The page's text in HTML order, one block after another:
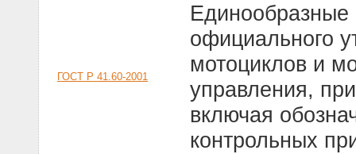
ГОСТ Р 41.60-2001
официального
мотоциклов и
управления,
включая
контрольных